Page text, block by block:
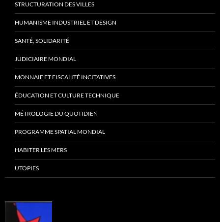
STRUCTURATION DES VILLES
HUMANISME INDUSTRIEL ET DESIGN
SANTÉ, SOLIDARITÉ
JUDICIAIRE MONDIAL
MONNAIE ET FISCALITÉ INCITATIVES
ÉDUCATION ET CULTURE TECHNIQUE
MÉTROLOGIE DU QUOTIDIEN
PROGRAMME SPATIAL MONDIAL
HABITER LES MERS
UTOPIES